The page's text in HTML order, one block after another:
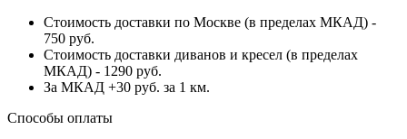
Стоимость доставки по Москве (в пределах МКАД) -
750 руб.
Стоимость доставки диванов и кресел (в пределах
МКАД) - 1290 руб.
За МКАД +30 руб. за 1 км.
Способы оплаты